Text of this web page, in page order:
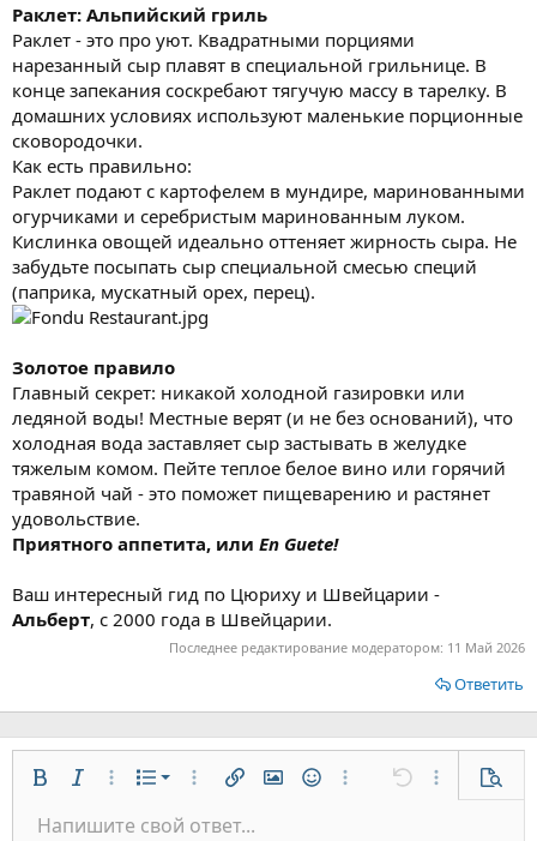
Раклет: Альпийский гриль
Раклет - это про уют. Квадратными порциями
нарезанный сыр плавят в специальной грильнице. В
конце запекания соскребают тягучую массу в тарелку. В
домашних условиях используют маленькие порционные
сковородочки.
Как есть правильно:
Раклет подают с картофелем в мундире, маринованными
огурчиками и серебристым маринованным луком.
Кислинка овощей идеально оттеняет жирность сыра. Не
забудьте посыпать сыр специальной смесью специй
(паприка, мускатный орех, перец).
Золотое правило
Главный секрет: никакой холодной газировки или
ледяной воды! Местные верят (и не без оснований), что
холодная вода заставляет сыр застывать в желудке
тяжелым комом. Пейте теплое белое вино или горячий
травяной чай - это поможет пищеварению и растянет
удовольствие.
Приятного аппетита, или En Guete!
Ваш интересный гид по Цюриху и Швейцарии -
Альберт, с 2000 года в Швейцарии.
Последнее редактирование модератором: 11 Май 2026
Ответить
ЖирныйКурсивДополнительно...
СписокНумерованный список
Маркированный список
Дополнительно...
Вставить ссылку
Вставить изображение
СмайлыДополнительно...
Отменить
Размер шрифта
9
Цвет текста
Шрифт Arial
Зачёркнутый
Подчёркнутый
Однострочный код
ВыравниваниеПо левому краю
Формат параграфа
Обычный
ЦитатаМедиаВставить таблицу
Вставить горизонтальную линию
Спойлер
Код
Повторить
Переключить режим работы редактора
Удалить форматирование
ЧерновикиСохранить черновик
Напишите свой ответ...